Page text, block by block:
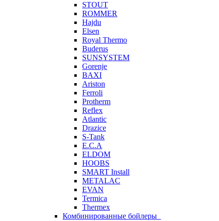
STOUT
ROMMER
Hajdu
Elsen
Royal Thermo
Buderus
SUNSYSTEM
Gorenje
BAXI
Ariston
Ferroli
Protherm
Reflex
Atlantic
Drazice
S-Tank
E.C.A
ELDOM
HOOBS
SMART Install
METALAC
EVAN
Termica
Thermex
Комбинированные бойлеры